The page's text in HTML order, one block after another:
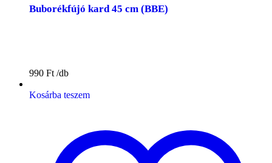
Buborékfújó kard 45 cm (BBE)
990 Ft
Kosárba teszem